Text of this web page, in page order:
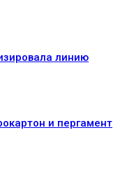
линию
и пергамент